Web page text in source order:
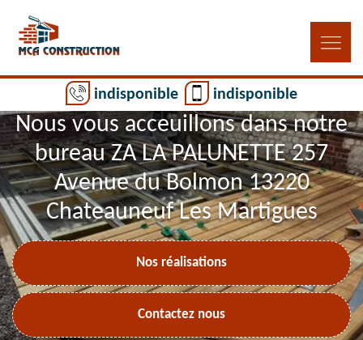
indisponible indisponible
Nous vous acceuillons dans notre
bureau ZA LA PALUNETTE 257
Avenue du Bolmon 13220
Chateauneuf Les Martigues
Nos réalisations
Contactez nous